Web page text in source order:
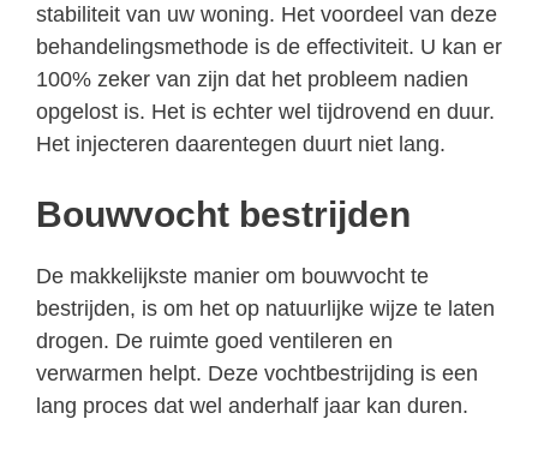
stabiliteit van uw woning. Het voordeel van deze
behandelingsmethode is de effectiviteit. U kan er
100% zeker van zijn dat het probleem nadien
opgelost is. Het is echter wel tijdrovend en duur.
Het injecteren daarentegen duurt niet lang.
Bouwvocht bestrijden
De makkelijkste manier om bouwvocht te
bestrijden, is om het op natuurlijke wijze te laten
drogen. De ruimte goed ventileren en
verwarmen helpt. Deze vochtbestrijding is een
lang proces dat wel anderhalf jaar kan duren.